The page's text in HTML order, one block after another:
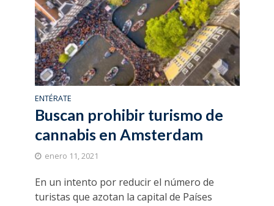
ENTÉRATE
Buscan prohibir turismo de
cannabis en Amsterdam
enero 11, 2021
En un intento por reducir el número de
turistas que azotan la capital de Países